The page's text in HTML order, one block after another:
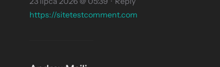
https://sitetestcomment.com